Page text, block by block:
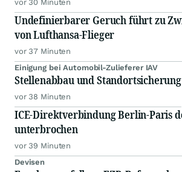
vor 30 Minuten
Undefinierbarer Geruch führt zu
von Lufthansa-Flieger
vor 37 Minuten
Einigung bei Automobil-Zulieferer IAV
Stellenabbau und Standortsicherung
vor 38 Minuten
ICE-Direktverbindung Berlin-Paris
unterbrochen
vor 39 Minuten
Devisen